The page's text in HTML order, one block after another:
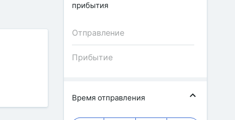
прибытия
Время отправления